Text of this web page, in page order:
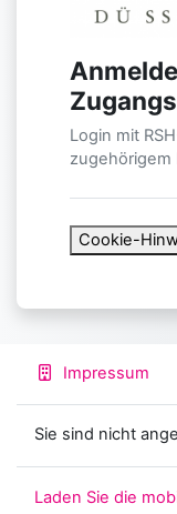
Login mit
zugehörigem
Cookie-
Impressum
Sie sind nicht
Laden Sie die